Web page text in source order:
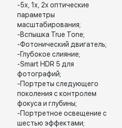
-5x, 1x, 2x оптические
параметры
масштабирования;
-Вспышка True Tone;
-Фотонический двигатель;
-Глубокое слияние;
-Smart HDR 5 для
фотографий;
-Портреты следующего
поколения с контролем
фокуса и глубины;
-Портретное освещение с
шестью эффектами;